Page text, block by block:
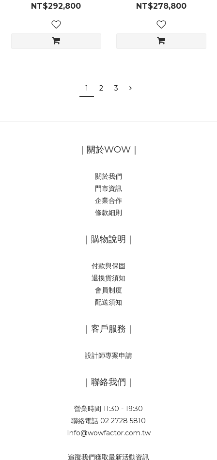
NT$292,800
NT$278,800
1 2 3
｜關於WOW｜
關於我們
門市資訊
企業合作
條款細則
｜購物說明｜
付款與保固
退換貨須知
會員制度
配送須知
｜客戶服務｜
設計師專案申請
｜聯絡我們｜
營業時間 11:30 - 19:30
聯絡電話 02 2728 5810
Info@wowfactor.com.tw
追蹤我們獲取最新活動資訊